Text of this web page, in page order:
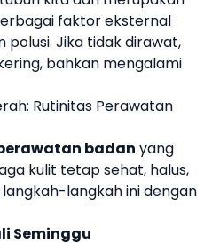
faktor eksternal
polusi. Jika tidak dirawat,
bahkan mengalami
Rutinitas Perawatan
badan yang
kulit tetap sehat, halus,
langkah ini dengan
Seminggu